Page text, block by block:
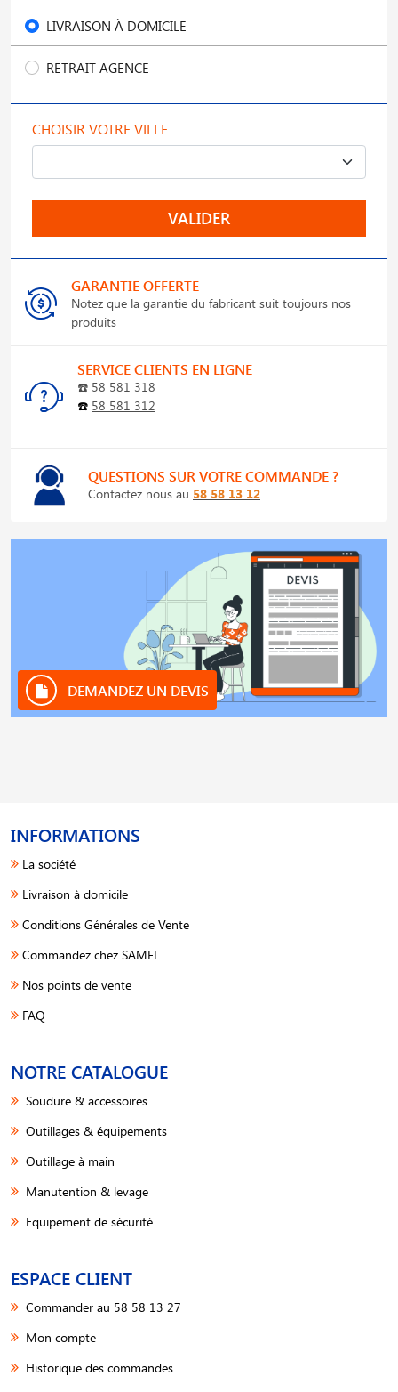
LIVRAISON À DOMICILE
RETRAIT AGENCE
CHOISIR VOTRE VILLE
VALIDER
GARANTIE OFFERTE
Notez que la garantie du fabricant suit toujours nos
produits
SERVICE CLIENTS EN LIGNE
☎️ 58 581 318
☎️ 58 581 312
QUESTIONS SUR VOTRE COMMANDE ?
Contactez nous au 58 58 13 12
DEMANDEZ UN DEVIS
INFORMATIONS
La société
Livraison à domicile
Conditions Générales de Vente
Commandez chez SAMFI
Nos points de vente
FAQ
NOTRE CATALOGUE
Soudure & accessoires
Outillages & équipements
Outillage à main
Manutention & levage
Equipement de sécurité
ESPACE CLIENT
Commander au 58 58 13 27
Mon compte
Historique des commandes